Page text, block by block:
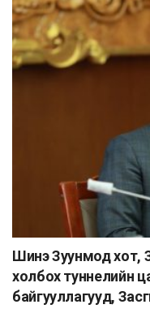
Шинэ Зуунмод хот,
холбох туннелийн
байгууллагууд,